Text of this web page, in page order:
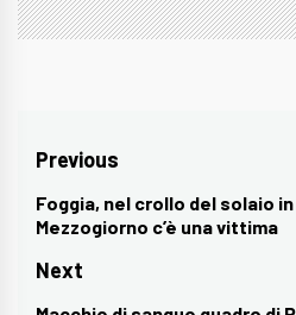
Navigazione
articoli
Previous
Previous
post:
Foggia, nel crollo del solaio
Mezzogiorno c’è una vittima
Next